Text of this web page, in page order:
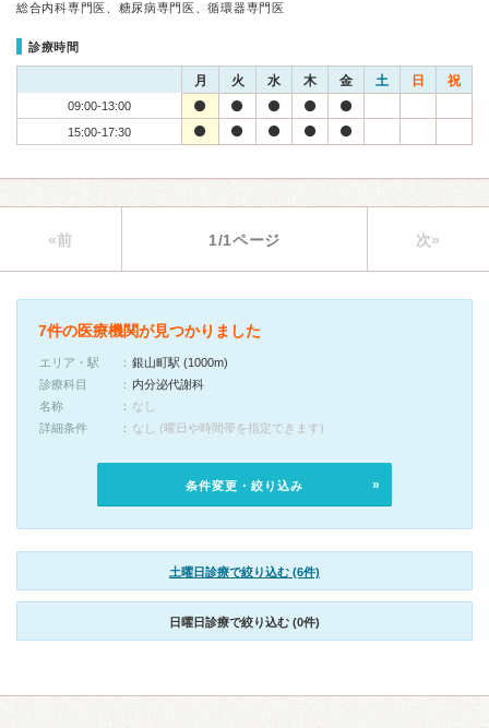
総合内科専門医、糖尿病専門医、循環器専門医
診療時間
月 火 水 木 金 土 日 祝
09:00-13:00
15:00-17:30
«前 1/1ページ 次»
7件の医療機関が見つかりました
エリア・駅
銀山町駅 (1000m)
診療科目
内分泌代謝科
名称
なし
詳細条件
なし (曜日や時間帯を指定できます)
条件変更・絞り込み
土曜日診療で絞り込む (6件)
日曜日診療で絞り込む (0件)